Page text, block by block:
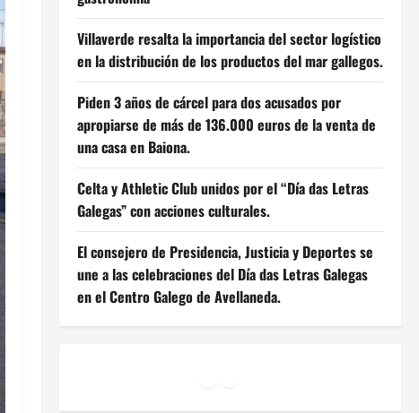
Villaverde resalta la importancia del sector logístico
en la distribución de los productos del mar gallegos.
Piden 3 años de cárcel para dos acusados por
apropiarse de más de 136.000 euros de la venta de
una casa en Baiona.
Celta y Athletic Club unidos por el “Día das Letras
Galegas” con acciones culturales.
El consejero de Presidencia, Justicia y Deportes se
une a las celebraciones del Día das Letras Galegas
en el Centro Galego de Avellaneda.